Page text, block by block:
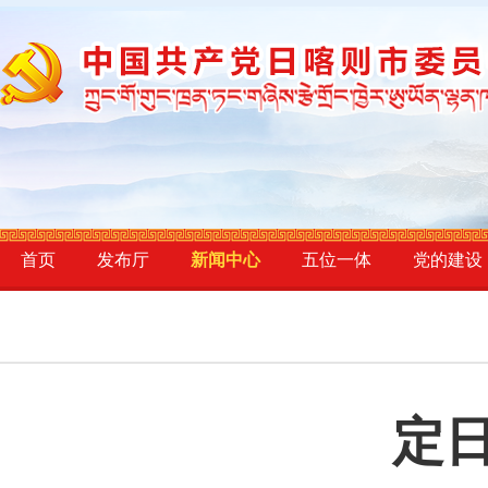
首页 发布厅 新闻中心 五位一体 党的建设
定